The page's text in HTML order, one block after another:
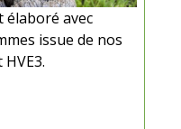
élaboré avec
issue de nos